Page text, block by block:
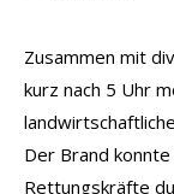
Zusammen mit
kurz nach 5 Uhr
Der Brand
Rettungskräfte